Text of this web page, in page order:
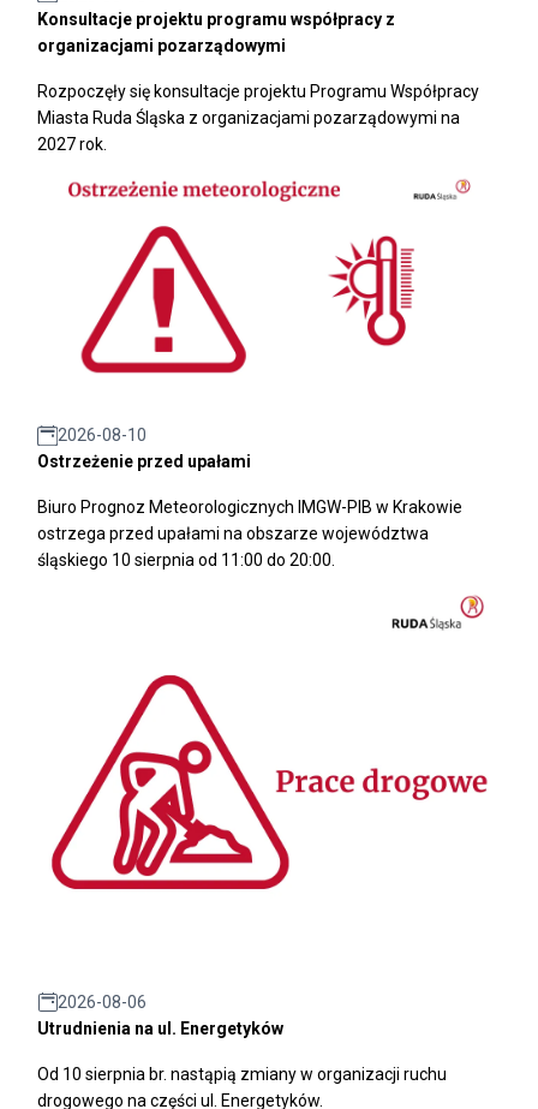
Konsultacje projektu programu współpracy z
organizacjami pozarządowymi
Rozpoczęły się konsultacje projektu Programu Współpracy
Miasta Ruda Śląska z organizacjami pozarządowymi na
2027 rok.
2026-08-10
Ostrzeżenie przed upałami
Biuro Prognoz Meteorologicznych IMGW-PIB w Krakowie
ostrzega przed upałami na obszarze województwa
śląskiego 10 sierpnia od 11:00 do 20:00.
2026-08-06
Utrudnienia na ul. Energetyków
Od 10 sierpnia br. nastąpią zmiany w organizacji ruchu
drogowego na części ul. Energetyków.